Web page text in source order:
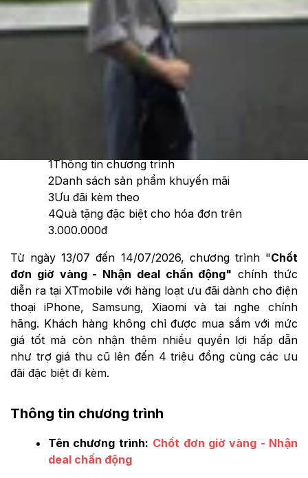
1Thông tin chương trình
2Danh sách sản phẩm khuyến mãi
3Ưu đãi kèm theo
4Quà tặng đặc biệt cho hóa đơn trên
3.000.000đ
Từ ngày 13/07 đến 14/07/2026, chương trình "Chốt
đơn giờ vàng - Nhận deal chấn động" chính thức
diễn ra tại XTmobile với hàng loạt ưu đãi dành cho điện
thoại iPhone, Samsung, Xiaomi và tai nghe chính
hãng. Khách hàng không chỉ được mua sắm với mức
giá tốt mà còn nhận thêm nhiều quyền lợi hấp dẫn
như trợ giá thu cũ lên đến 4 triệu đồng cùng các ưu
đãi đặc biệt đi kèm.
Thông tin chương trình
Tên chương trình: Chốt đơn giờ vàng - Nhận
deal chấn động